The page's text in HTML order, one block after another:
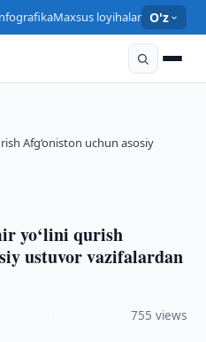
Maxsus loyihalar O'z
Afg‘oniston uchun asosiy
yo‘lini qurish
ustuvor vazifalardan
755 views